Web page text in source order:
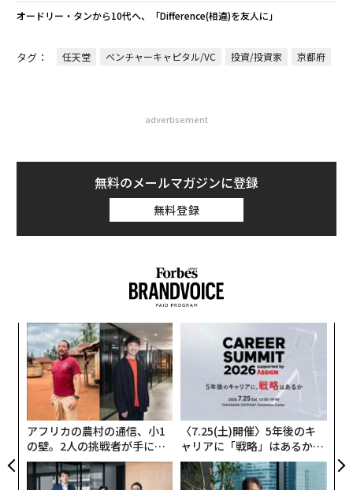
オードリー・タンから10代へ、「Difference(相違)を友人に」
タグ： 任天堂 ベンチャーキャピタル/VC 投資/投資家 京都府
advertisement
無料のメールマガジンに登録
無料登録
アフリカの農村の通信、小1
の壁。2人の挑戦者が手にし
た「次なる武器」
〈7.25(土)開催〉5年後のキ
ャリアに「戦略」はあるか。
トップエグゼクティブのキャ
リアに触れる1日│CAREER S